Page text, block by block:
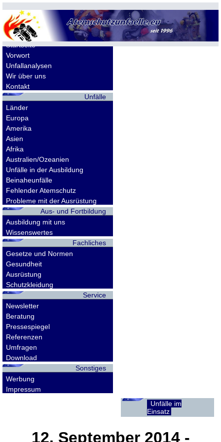
Allgemeines
Startseite
Vorwort
Unfallanalysen
Wir über uns
Kontakt
Unfälle
Länder
Europa
Amerika
Asien
Afrika
Australien/Ozeanien
Unfälle in der Ausbildung
Beinaheunfälle
Fehlender Atemschutz
Probleme mit der Ausrüstung
Aus- und Fortbildung
Ausbildung mit uns
Wissenswertes
Fachliches
Gesetze und Normen
Gesundheit
Ausrüstung
Schutzkleidung
Service
Newsletter
Beratung
Pressespiegel
Referenzen
Umfragen
Download
Sonstiges
Werbung
Impressum
Unfälle im
Einsatz
12. September 2014-